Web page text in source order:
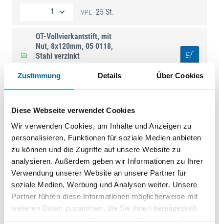
Zustimmung Details Über Cookies
Diese Webseite verwendet Cookies
Wir verwenden Cookies, um Inhalte und Anzeigen zu
personalisieren, Funktionen für soziale Medien anbieten
zu können und die Zugriffe auf unsere Website zu
analysieren. Außerdem geben wir Informationen zu Ihrer
Verwendung unserer Website an unsere Partner für
soziale Medien, Werbung und Analysen weiter. Unsere
Partner führen diese Informationen möglicherweise mit
weiteren Daten zusammen, die Sie ihnen bereitgestellt
haben oder die sie im Rahmen Ihrer Nutzung der Dienste
VPE 25 St.
OT-Vollvierkantstift, mit
Nut, 8x120mm, 05 0118,
Stahl verzinkt
5700 (463694)
Dieser Artikel ist bald nicht mehr verfügbar.
Restbestände können in einzelnen Abholstandorten
OT-Vollvierkantstift, mit
Nut, 8x130mm, 05 0118,
Stahl verzinkt
FSB.35383 | 0 05 0118 00838
(463353)
VPE 25 St.